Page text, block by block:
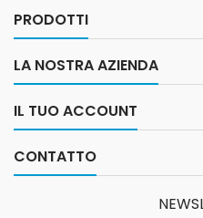
PRODOTTI
LA NOSTRA AZIENDA
IL TUO ACCOUNT
CONTATTO